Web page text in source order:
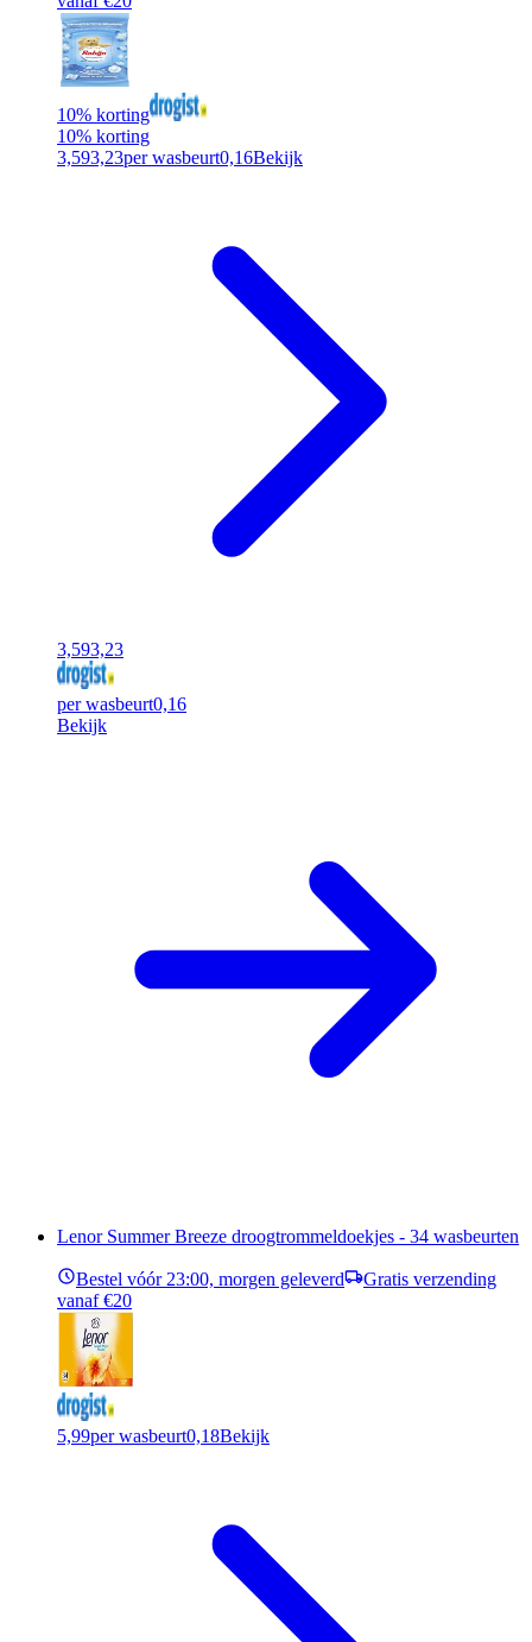
10% korting
10% korting
3,593,23per wasbeurt0,16Bekijk
3,593,23
per wasbeurt0,16
Bekijk
Lenor Summer Breeze droogtrommeldoekjes - 34 wasbeurten
Bestel vóór 23:00, morgen geleverd
Gratis verzending
vanaf €20
5,99per wasbeurt0,18Bekijk